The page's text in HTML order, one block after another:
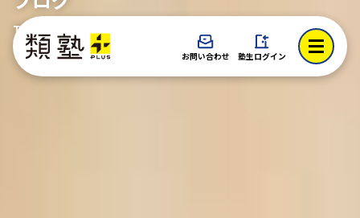
お問い合わせ 塾生ログイン
TOP > ブログ